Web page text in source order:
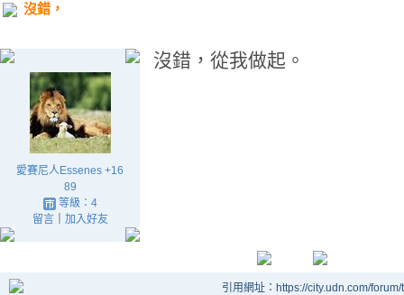
沒錯，
愛賽尼人Essenes +16
89
等級：4
留言｜ 加入好友
沒錯，從我做起。
引用網址：https://city.udn.com/